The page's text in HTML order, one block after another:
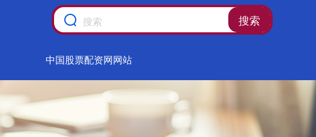
搜索
中国股票配资网网站